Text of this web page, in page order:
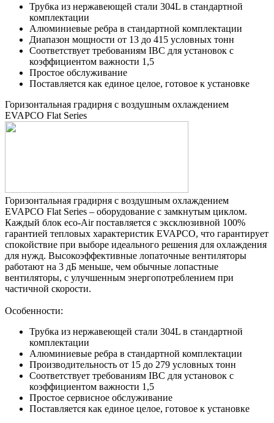
Трубка из нержавеющей стали 304L в стандартной
комплектации
Алюминиевые ребра в стандартной комплектации
Диапазон мощности от 13 до 415 условных тонн
Соответствует требованиям IBC для установок с
коэффициентом важности 1,5
Простое обслуживание
Поставляется как единое целое, готовое к установке
Горизонтальная градирня с воздушным охлаждением
EVAPCO Flat Series
Горизонтальная градирня с воздушным охлаждением
EVAPCO Flat Series – оборудование с замкнутым циклом.
Каждый блок eco-Air поставляется с эксклюзивной 100%
гарантией тепловых характеристик EVAPCO, что гарантирует
спокойствие при выборе идеального решения для охлаждения
для нужд. Высокоэффективные лопаточные вентиляторы
работают на 3 дБ меньше, чем обычные лопастные
вентиляторы, с улучшенным энергопотреблением при
частичной скорости.
Особенности:
Трубка из нержавеющей стали 304L в стандартной
комплектации
Алюминиевые ребра в стандартной комплектации
Производительность от 15 до 279 условных тонн
Соответствует требованиям IBC для установок с
коэффициентом важности 1,5
Простое сервисное обслуживание
Поставляется как единое целое, готовое к установке